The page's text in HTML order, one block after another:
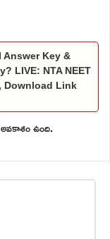
Answer Key &
LIVE: NTA NEET
Download Link
ఉంది.